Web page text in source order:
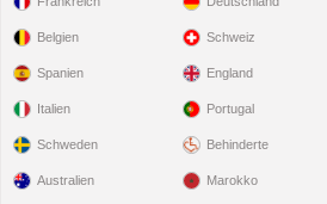
Belgien
Spanien
Italien
Schweden
Schweiz
England
Portugal
Behinderte
Australien Marokko